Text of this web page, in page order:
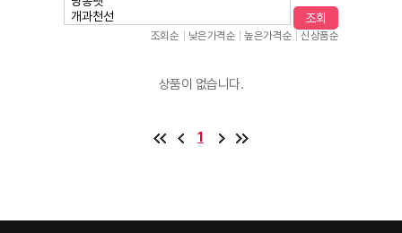
조회
조회순 낮은가격순 높은가격순 신상품순
상품이 없습니다.
1